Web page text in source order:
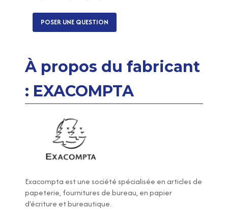
POSER UNE QUESTION
À propos du fabricant
: EXACOMPTA
Exacompta est une société spécialisée en articles de
papeterie, fournitures de bureau, en papier
d'écriture et bureautique.